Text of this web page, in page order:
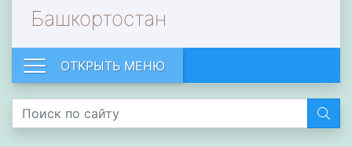
Башкортостан
ОТКРЫТЬ МЕНЮ